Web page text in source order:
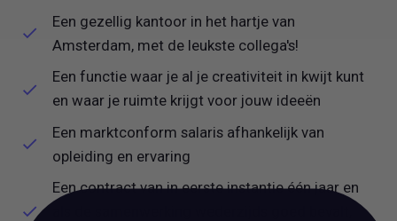
Een gezellig kantoor in het hartje van
Amsterdam, met de leukste collega's!
Een functie waar je al je creativiteit in kwijt kunt
en waar je ruimte krijgt voor jouw ideeën
Een marktconform salaris afhankelijk van
opleiding en ervaring
Een contract van in eerste instantie één jaar en